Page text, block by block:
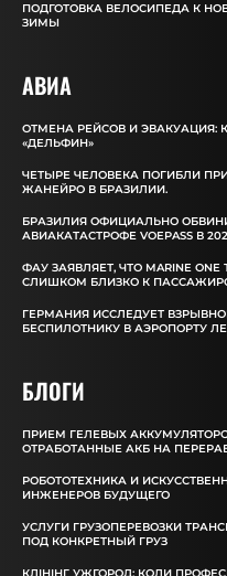
ПОДГОТОВКА ВЕЛОСИПЕДА К
ЗИМЫ
АВИА
ОТМЕНА РЕЙСОВ И ЭВАКУАЦИЯ:
«ДЕЛЬФИН»
ЧЕТЫРЕ ЧЕЛОВЕКА ПОГИБЛИ
ЖАНЕЙРО В БРАЗИЛИИ.
БРАЗИЛИЯ ОФИЦИАЛЬНО
АВИАКАТАСТРОФЕ VOEPASS В
ФАУ ЗАЯВЛЯЕТ, ЧТО MARINE
СЛИШКОМ БЛИЗКО К
ГЕРМАНИЯ ИССЛЕДУЕТ
БЕСПИЛОТНИКУ В АЭРОПОРТУ
БЛОГИ
ПРИЕМ ГЕЛЕВЫХ
ОТРАБОТАННЫЕ АКБ НА
РОБОТОТЕХНИКА И
ИНЖЕНЕРОВ БУДУЩЕГО
УСЛУГИ ГРУЗОПЕРЕВОЗКИ
ПОД КОНКРЕТНЫЙ ГРУЗ